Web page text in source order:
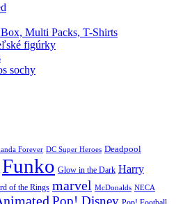
Multi Packs, T-Shirts
figúrky
sochy
Forever DC Super Heroes Deadpool
Funko Glow in the Dark Harry
of the Rings marvel McDonalds NECA
Pop! Disney